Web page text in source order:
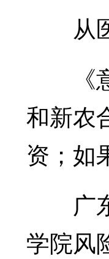
从医
《意
和新农
资；如
广东
学院风